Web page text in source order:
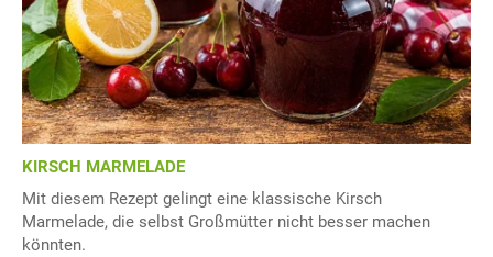
KIRSCH MARMELADE
Mit diesem Rezept gelingt eine klassische Kirsch
Marmelade, die selbst Großmütter nicht besser machen
könnten.